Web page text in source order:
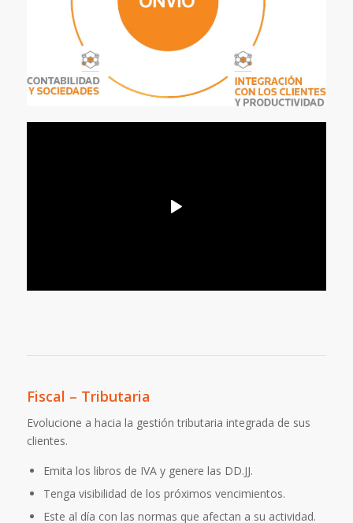
Fiscal – Tributaria
Evolucione a hacia la gestión tributaria integrada de sus
clientes.
Emita los libros de IVA y genere las DD.JJ.
Tenga visibilidad de los próximos vencimientos.
Este al día con las normas que afectan a su actividad.